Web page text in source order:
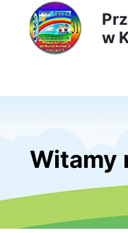
do
treści
do
menu
do
do
mapy
w
Witamy